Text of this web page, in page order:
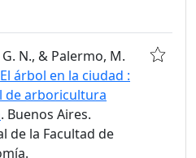
N., & Palermo, M.
El árbol en la ciudad :
de arboricultura
. Buenos Aires.
de la Facultad de